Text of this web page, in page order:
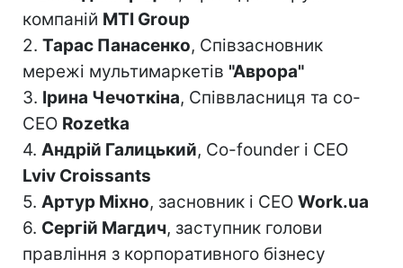
компаній MTI Group
2. Тарас Панасенко, Співзасновник
мережі мультимаркетів "Аврора"
3. Ірина Чечоткіна, Співвласниця та co-
CEO Rozetka
4. Андрій Галицький, Co-founder і CEO
Lviv Croissants
5. Артур Міхно, засновник і СЕО Work.ua
6. Сергій Магдич, заступник голови
правління з корпоративного бізнесу